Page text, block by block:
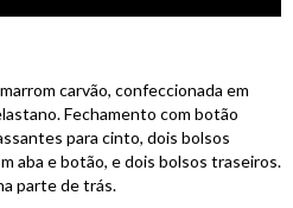
carvão, confeccionada em
Fechamento com botão
para cinto, dois bolsos
aba e botão, e dois bolsos traseiros.
parte de trás.